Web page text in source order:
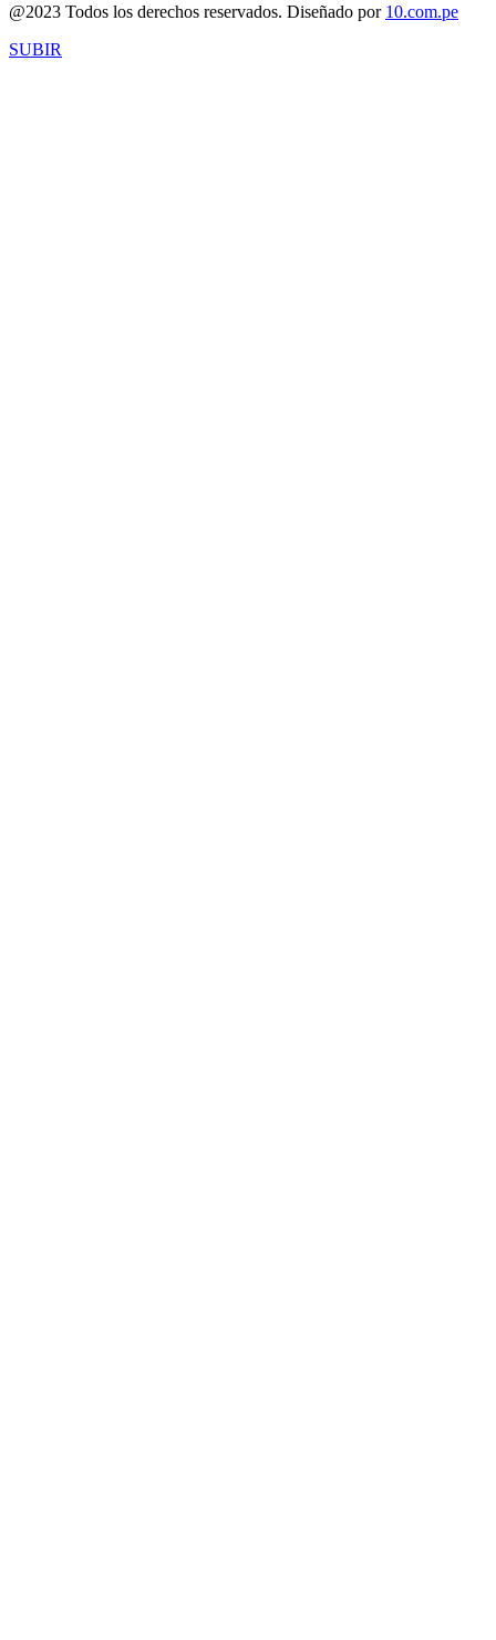
@2023 Todos los derechos reservados. Diseñado por 10.com.pe
SUBIR